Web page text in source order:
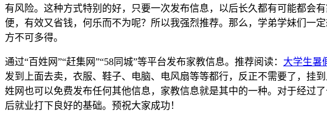
有风险。这种方式特别的好，只要一次发布信息，以后长久都有可能都会
便，有效又省钱，何乐而不为呢？所以我强烈推荐。那么，学弟学妹们一
方不可多得。
通过“百姓网”“赶集网”“58同城”等平台发布家教信息。推荐阅读： 大学生暑
发到上面去卖，衣服、鞋子、电脑、电风扇等等都行，反正不需要了，挂
姓网也可以免费发布任何其他信息，家教信息就是其中的一种。对于经过
后就业打下良好的基础。预祝大家成功！